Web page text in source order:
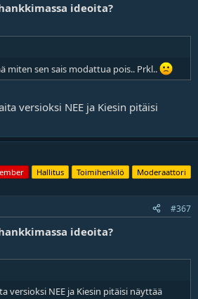
ideoita?
miten sen sais modattua pois.. Prkl..
versioksi NEE ja Kiesin pitäisi
Hallitus Toimihenkilö Moderaattori
#367
ideoita?
versioksi NEE ja Kiesin pitäisi näyttää